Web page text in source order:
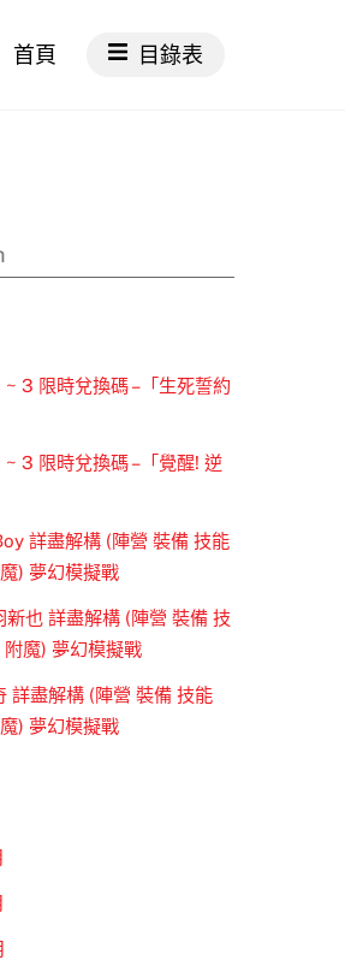
首頁 目錄表
3 限時兌換碼 –「生死誓約
3 限時兌換碼 –「覺醒! 逆
詳盡解構 (陣營 裝備 技能
) 夢幻模擬戰
新也 詳盡解構 (陣營 裝備 技
魔) 夢幻模擬戰
詳盡解構 (陣營 裝備 技能
) 夢幻模擬戰